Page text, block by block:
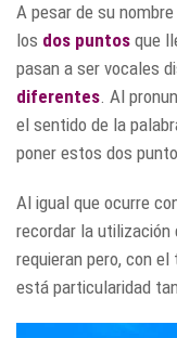
A pesar de su
los dos puntos que
pasan a ser vocales
diferentes. Al
el sentido de la
poner estos dos
Al igual que ocurre
recordar la
requieran pero, con
está particularidad